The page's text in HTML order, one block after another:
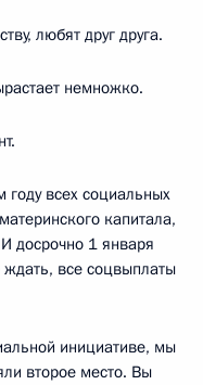
любят друг друга.
немножко.
всех социальных
капитала,
досрочно 1 января
ждать, все соцвыплаты
инициативе, мы
второе место. Вы